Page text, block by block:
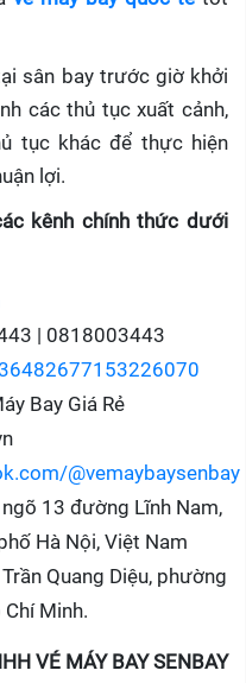
sân bay trước giờ khởi
các thủ tục xuất cảnh,
tục khác để thực hiện
lợi.
kênh chính thức dưới
| 0818003443
Bay Giá Rẻ
@vemaybaysenbay
13 đường Lĩnh Nam,
Hà Nội, Việt Nam
Quang Diệu, phường
Minh.
VÉ MÁY BAY SENBAY